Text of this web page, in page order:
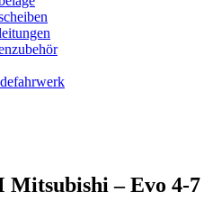
Mitsubishi – Evo 4-7